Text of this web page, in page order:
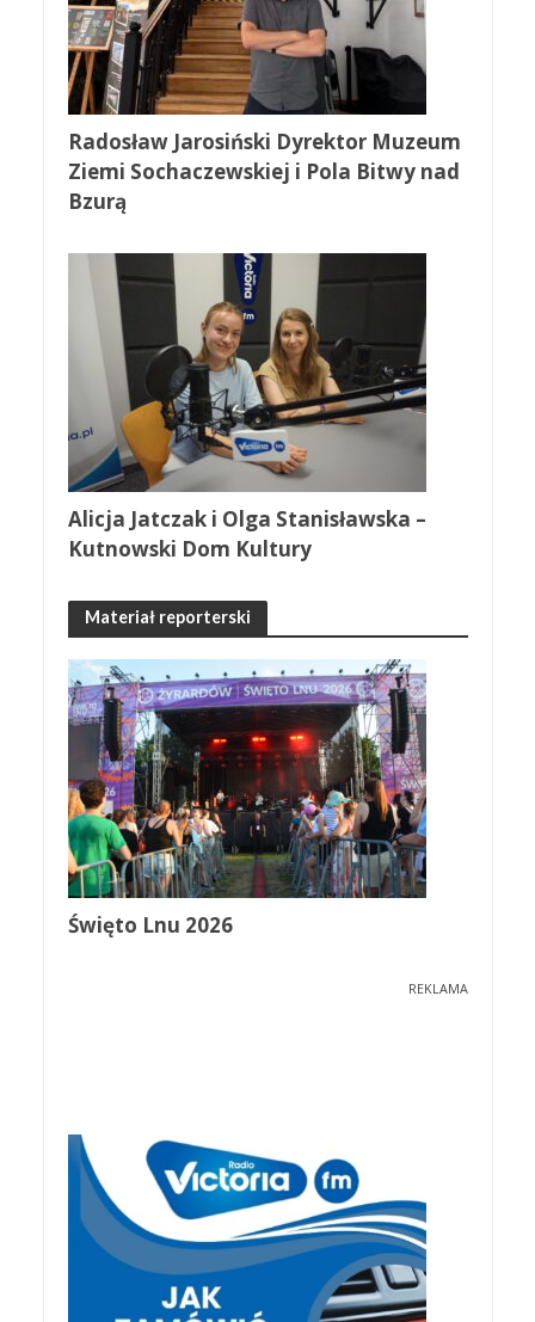
Radosław Jarosiński Dyrektor Muzeum
Ziemi Sochaczewskiej i Pola Bitwy nad
Bzurą
Alicja Jatczak i Olga Stanisławska –
Kutnowski Dom Kultury
Materiał reporterski
Święto Lnu 2026
REKLAMA